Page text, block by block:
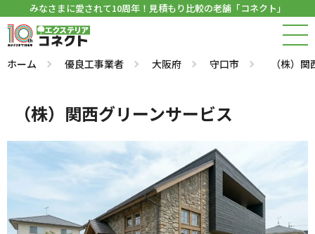
みなさまに愛されて10周年！見積もり比較の老舗「コネクト」
ホーム 優良工事業者 大阪府 守口市 （株）
（株）関西グリーンサービス